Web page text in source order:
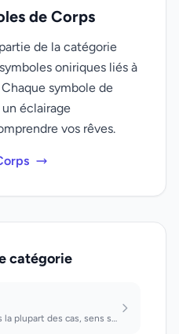
de Corps
de la catégorie
oniriques liés à
symbole de
éclairage
vos rêves.
catégorie
Fin d'un épisode; dans la plupart des cas, sens sexuel.